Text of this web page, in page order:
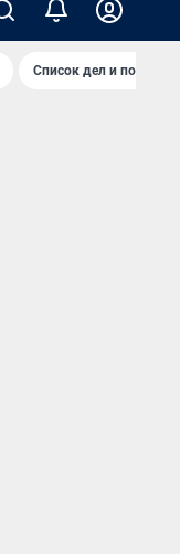
Список дел и покупок